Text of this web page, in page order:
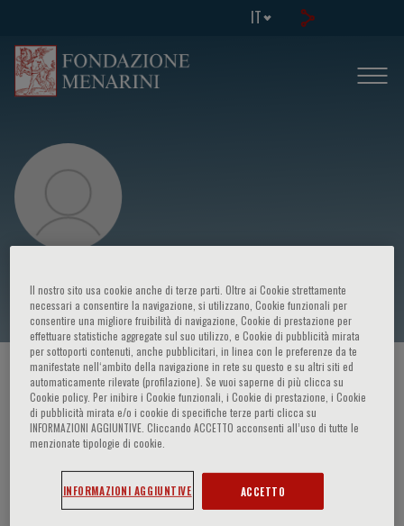
IT
Han-Kwang Yang
HOME PAGE / CORSI ED EVENTI / RELATORE
Han-Kwang Yang
Il nostro sito usa cookie anche di terze parti. Oltre ai Cookie strettamente
necessari a consentire la navigazione, si utilizzano, Cookie funzionali per
consentire una migliore fruibilità di navigazione, Cookie di prestazione per
effettuare statistiche aggregate sul suo utilizzo, e Cookie di pubblicità mirata
per sottoporti contenuti, anche pubblicitari, in linea con le preferenze da te
manifestate nell‘ambito della navigazione in rete su questo e su altri siti ed
automaticamente rilevate (profilazione). Se vuoi saperne di più clicca su
Cookie policy. Per inibire i Cookie funzionali, i Cookie di prestazione, i Cookie
di pubblicità mirata e/o i cookie di specifiche terze parti clicca su
INFORMAZIONI AGGIUNTIVE. Cliccando ACCETTO acconsenti all’uso di tutte le
menzionate tipologie di cookie.
INFORMAZIONI AGGIUNTIVE ACCETTO